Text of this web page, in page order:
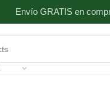
Envío GRATIS en